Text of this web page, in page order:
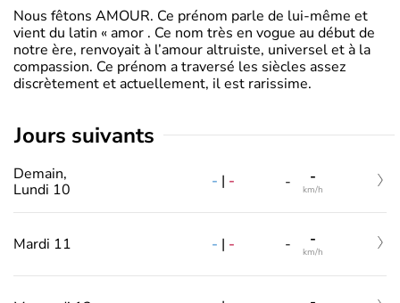
Nous fêtons AMOUR. Ce prénom parle de lui-même et
vient du latin « amor . Ce nom très en vogue au début de
notre ère, renvoyait à l’amour altruiste, universel et à la
compassion. Ce prénom a traversé les siècles assez
discrètement et actuellement, il est rarissime.
jours suivants
Demain,
Lundi 10
- | - - -
km/h
Mardi 11 - | - - -
km/h